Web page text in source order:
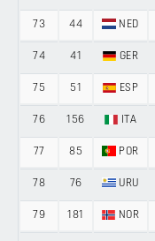
73 44 NED
74 41 GER
75 51 ESP
76 156 ITA
77 85 POR
78 76 URU
79 181 NOR